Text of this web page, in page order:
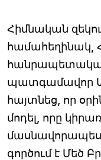
Հիմնական
համահեղինակ,
պատգամավոր
հայտնեց, որ
մոդել, որը
գործում է Մեծ